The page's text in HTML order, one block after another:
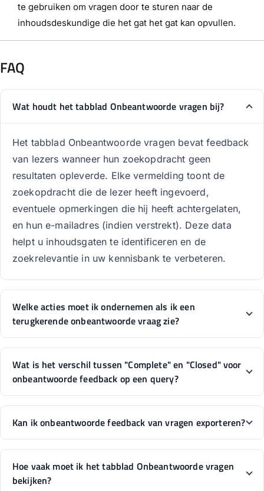
te gebruiken om vragen door te sturen naar de
inhoudsdeskundige die het gat het gat kan opvullen.
FAQ
Wat houdt het tabblad Onbeantwoorde vragen bij?
Het tabblad Onbeantwoorde vragen bevat feedback
van lezers wanneer hun zoekopdracht geen
resultaten opleverde. Elke vermelding toont de
zoekopdracht die de lezer heeft ingevoerd,
eventuele opmerkingen die hij heeft achtergelaten,
en hun e-mailadres (indien verstrekt). Deze data
helpt u inhoudsgaten te identificeren en de
zoekrelevantie in uw kennisbank te verbeteren.
Welke acties moet ik ondernemen als ik een
terugkerende onbeantwoorde vraag zie?
Wat is het verschil tussen "Complete" en "Closed" voor
onbeantwoorde feedback op een query?
Kan ik onbeantwoorde feedback van vragen exporteren?
Hoe vaak moet ik het tabblad Onbeantwoorde vragen
bekijken?